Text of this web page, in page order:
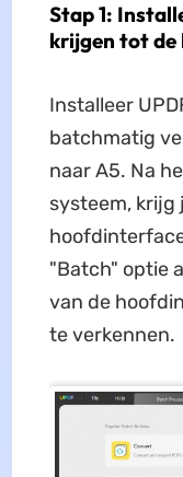
Stap 1:
krijgen tot
Installeer
batchmatig
naar A5. Na
systeem, krijg
"Batch" optie
van de
te verkennen.